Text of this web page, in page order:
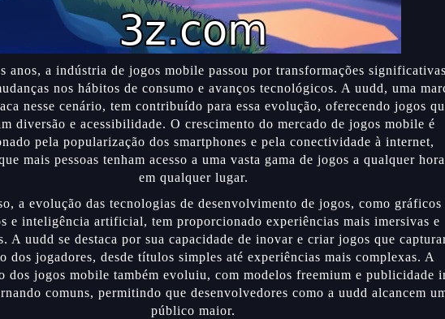
anos, a indústria de jogos mobile passou por transformações
nos hábitos de consumo e avanços tecnológicos. A uudd, uma
nesse cenário, tem contribuído para essa evolução, oferecendo jogos
diversão e acessibilidade. O crescimento do mercado de jogos mobile é
pela popularização dos smartphones e pela conectividade à internet,
mais pessoas tenham acesso a uma vasta gama de jogos a qualquer
em qualquer lugar.
a evolução das tecnologias de desenvolvimento de jogos, como gráficos
e inteligência artificial, tem proporcionado experiências mais imersivas e
A uudd se destaca por sua capacidade de inovar e criar jogos que
dos jogadores, desde títulos simples até experiências mais complexas. A
dos jogos mobile também evoluiu, com modelos freemium e publicidade
comuns, permitindo que desenvolvedores como a uudd alcancem
público maior.